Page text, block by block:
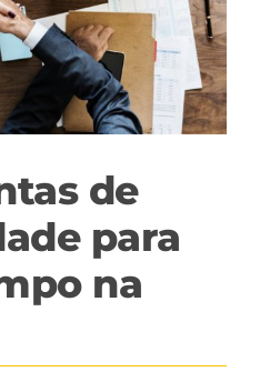
de
para
na